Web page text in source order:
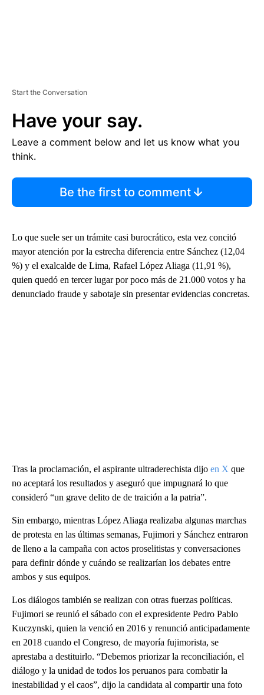
Start the Conversation
Have your say.
Leave a comment below and let us know what you
think.
Be the first to comment
Lo que suele ser un trámite casi burocrático, esta vez concitó
mayor atención por la estrecha diferencia entre Sánchez (12,04
%) y el exalcalde de Lima, Rafael López Aliaga (11,91 %),
quien quedó en tercer lugar por poco más de 21.000 votos y ha
denunciado fraude y sabotaje sin presentar evidencias concretas.
Tras la proclamación, el aspirante ultraderechista dijo en X que
no aceptará los resultados y aseguró que impugnará lo que
consideró “un grave delito de de traición a la patria”.
Sin embargo, mientras López Aliaga realizaba algunas marchas
de protesta en las últimas semanas, Fujimori y Sánchez entraron
de lleno a la campaña con actos proselitistas y conversaciones
para definir dónde y cuándo se realizarían los debates entre
ambos y sus equipos.
Los diálogos también se realizan con otras fuerzas políticas.
Fujimori se reunió el sábado con el expresidente Pedro Pablo
Kuczynski, quien la venció en 2016 y renunció anticipadamente
en 2018 cuando el Congreso, de mayoría fujimorista, se
aprestaba a destituirlo. “Debemos priorizar la reconciliación, el
diálogo y la unidad de todos los peruanos para combatir la
inestabilidad y el caos”, dijo la candidata al compartir una foto